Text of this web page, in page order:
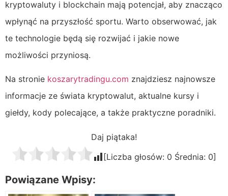
kryptowaluty i blockchain mają potencjał, aby znacząco
wpłynąć na przyszłość sportu. Warto obserwować, jak
te technologie będą się rozwijać i jakie nowe
możliwości przyniosą.
Na stronie koszarytradingu.com znajdziesz najnowsze
informacje ze świata kryptowalut, aktualne kursy i
giełdy, kody polecające, a także praktyczne poradniki.
Daj piątaka!
[Liczba głosów: 0 Średnia: 0]
Powiązane Wpisy: